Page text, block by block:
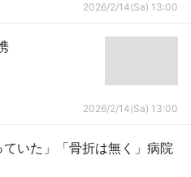
2026/2/14(Sa) 13:00
2026/2/14(Sa) 13:00
いた」「骨折は無く」病院